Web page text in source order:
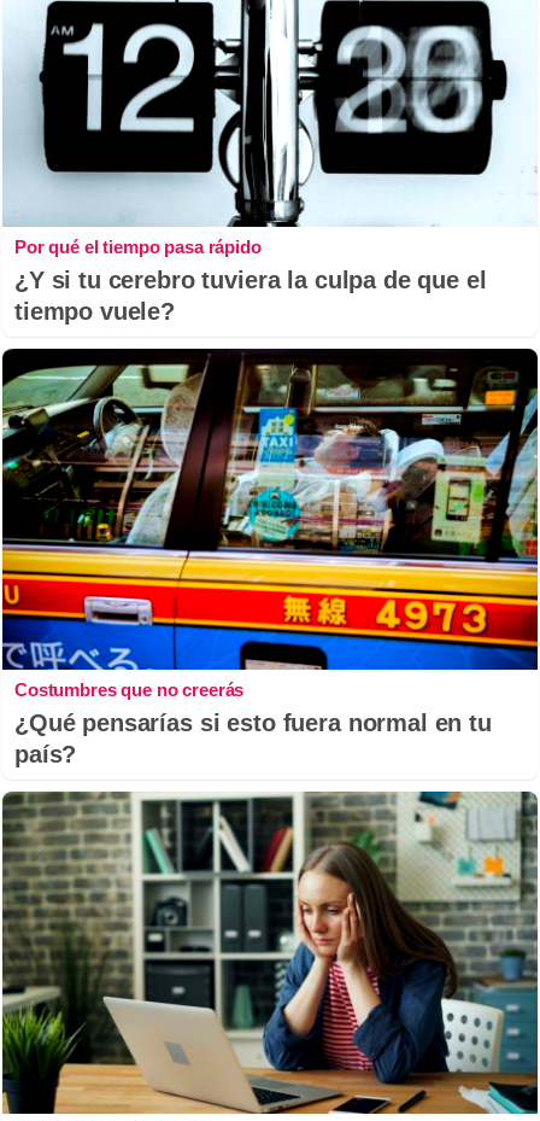
Por qué el tiempo pasa rápido
¿Y si tu cerebro tuviera la culpa de que el
tiempo vuele?
Costumbres que no creerás
¿Qué pensarías si esto fuera normal en tu
país?